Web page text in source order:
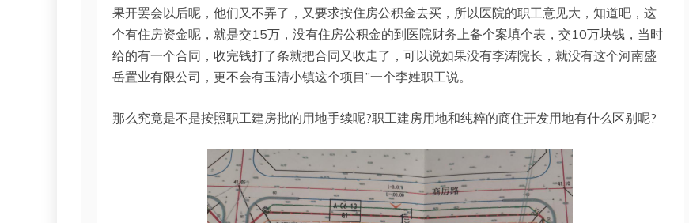
果开罢会以后呢，他们又不弄了，又要求按住房公积金去买，所以医院的职工意见大，知道吧，这
个有住房资金呢，就是交15万，没有住房公积金的到医院财务上备个案填个表，交10万块钱，当时
给的有一个合同，收完钱打了条就把合同又收走了，可以说如果没有李涛院长，就没有这个河南盛
岳置业有限公司，更不会有玉清小镇这个项目”一个李姓职工说。
那么究竟是不是按照职工建房批的用地手续呢?职工建房用地和纯粹的商住开发用地有什么区别呢?